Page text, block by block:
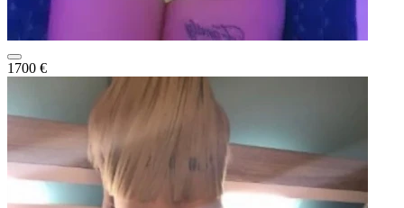
1700 €